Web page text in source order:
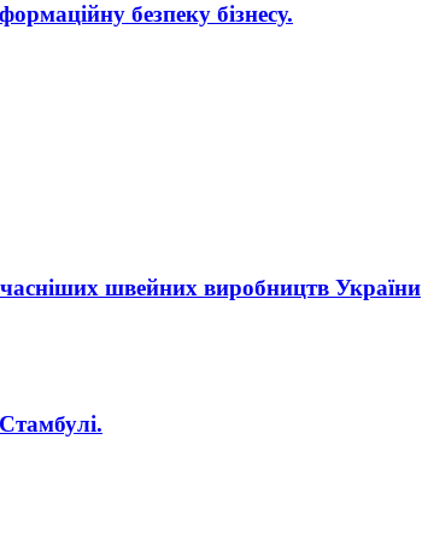
безпеку бізнесу.
швейних виробництв України